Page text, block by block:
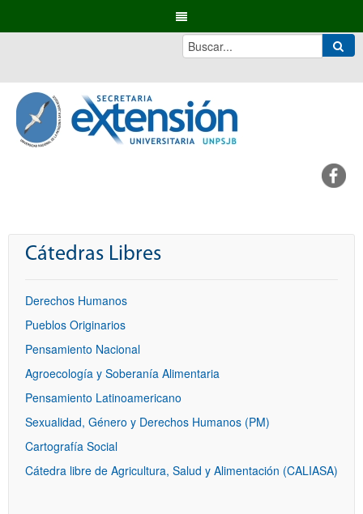
Cátedras Libres
Derechos Humanos
Pueblos Originarios
Pensamiento Nacional
Agroecología y Soberanía Alimentaria
Pensamiento Latinoamericano
Sexualidad, Género y Derechos Humanos (PM)
Cartografía Social
Cátedra libre de Agricultura, Salud y Alimentación (CALIASA)